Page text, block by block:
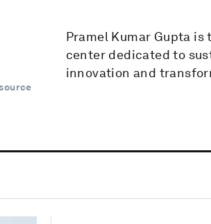
Pramel Kumar Gupta
center dedicated to
innovation and